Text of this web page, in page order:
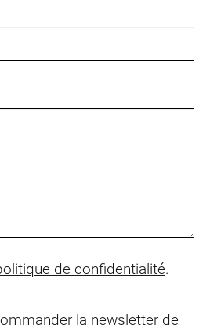
de confidentialité.
la newsletter de